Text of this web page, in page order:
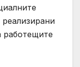
работещите